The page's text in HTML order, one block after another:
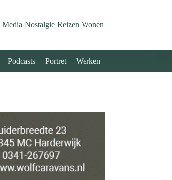
Media Nostalgie Reizen Wonen
Podcasts Portret Werken